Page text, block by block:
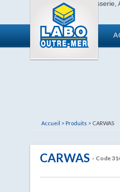
Accueil > Produits > CARWAS
CARWAS · Code